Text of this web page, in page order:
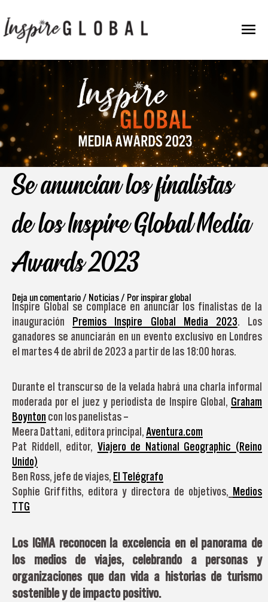
al
contenido
Se anuncian los finalistas
de los Inspire Global Media
Awards 2023
Deja un comentario / Noticias / Por inspirar global
Inspire Global se complace en anunciar los finalistas de la
inauguración Premios Inspire Global Media 2023. Los
ganadores se anunciarán en un evento exclusivo en Londres
el martes 4 de abril de 2023 a partir de las 18:00 horas.
Durante el transcurso de la velada habrá una charla informal
moderada por el juez y periodista de Inspire Global, Graham
Boynton con los panelistas –
Meera Dattani, editora principal,Aventura.com
Pat Riddell, editor, Viajero de National Geographic (Reino
Unido)
Ben Ross, jefe de viajes, El Telégrafo
Sophie Griffiths, editora y directora de objetivos, Medios
TTG
Los IGMA reconocen la excelencia en el panorama de
los medios de viajes, celebrando a personas y
organizaciones que dan vida a historias de turismo
sostenible y de impacto positivo.